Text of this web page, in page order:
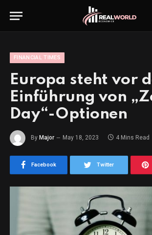
FINANCIAL TIMES
Europa steht vor
Einführung von
Day“-Optionen
By Major May 18, 2023 4 Mins Read
Facebook Twitter